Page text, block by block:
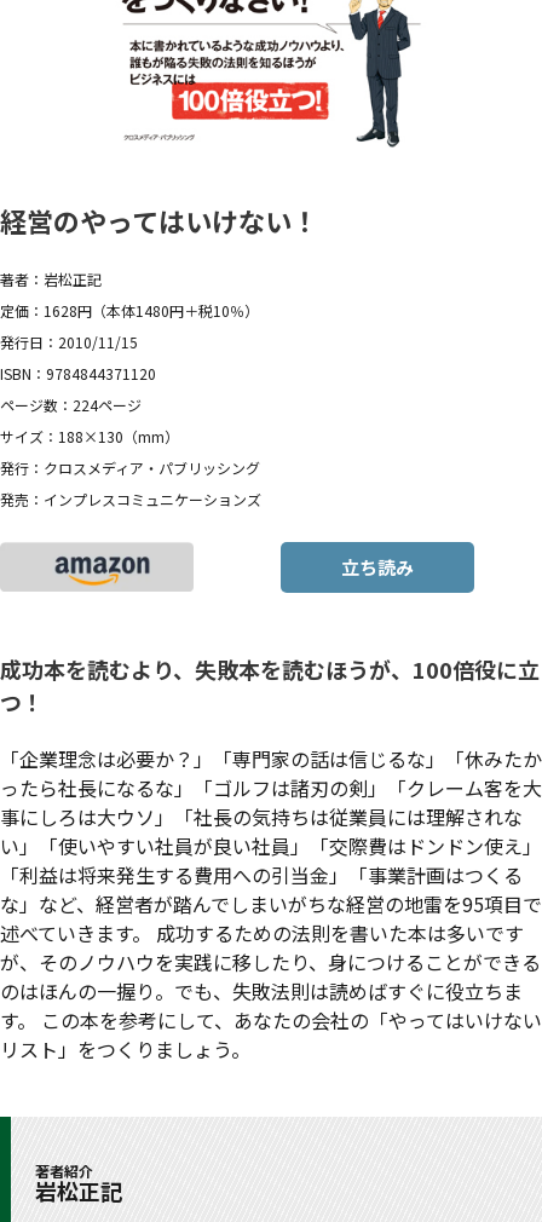
経営のやってはいけない！
著者：岩松正記
定価：1628円（本体1480円＋税10％）
発行日：2010/11/15
ISBN：9784844371120
ページ数：224ページ
サイズ：188×130（mm）
発行：クロスメディア・パブリッシング
発売：インプレスコミュニケーションズ
立ち読み
成功本を読むより、失敗本を読むほうが、100倍役に立
つ！
「企業理念は必要か？」「専門家の話は信じるな」「休みたか
ったら社長になるな」「ゴルフは諸刃の剣」「クレーム客を大
事にしろは大ウソ」「社長の気持ちは従業員には理解されな
い」「使いやすい社員が良い社員」「交際費はドンドン使え」
「利益は将来発生する費用への引当金」「事業計画はつくる
な」など、経営者が踏んでしまいがちな経営の地雷を95項目で
述べていきます。 成功するための法則を書いた本は多いです
が、そのノウハウを実践に移したり、身につけることができる
のはほんの一握り。でも、失敗法則は読めばすぐに役立ちま
す。 この本を参考にして、あなたの会社の「やってはいけない
リスト」をつくりましょう。
著者紹介
岩松正記